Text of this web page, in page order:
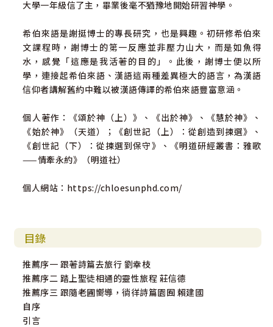
大學一年級信了主，畢業後毫不猶豫地開始研習神學。
希伯來語是謝挺博士的專長研究，也是興趣。初研修希伯來
文課程時，謝博士的第一反應並非壓力山大，而是如魚得
水，感覺「這應是我活著的目的」。此後，謝博士便以所
學，連接起希伯來語、漢語這兩種差異極大的語言，為漢語
信仰者講解舊約中難以被漢語傳譯的希伯來語豐富意涵。
個人著作：《頌於神（上）》、《出於神》、《慧於神》、
《始於神》（天道）；《創世記（上）：從創造到揀選》、
《創世記（下）：從揀選到保守》、《明道研經叢書：雅歌
——情牽永約》（明道社）
個人網站：https://chloesunphd.com/
目錄
推薦序一 跟著詩篇去旅行 劉幸枝
推薦序二 踏上聖徒相通的靈性旅程 莊信德
推薦序三 跟隨老圃嚮導，徜徉詩篇園囿 賴建國
自序
引言